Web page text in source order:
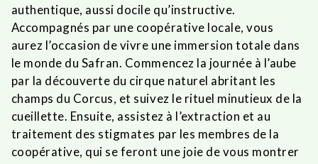
authentique, aussi docile qu’instructive.
Accompagnés par une coopérative locale, vous
aurez l’occasion de vivre une immersion totale dans
le monde du Safran. Commencez la journée à l’aube
par la découverte du cirque naturel abritant les
champs du Corcus, et suivez le rituel minutieux de la
cueillette. Ensuite, assistez à l’extraction et au
traitement des stigmates par les membres de la
coopérative, qui se feront une joie de vous montrer